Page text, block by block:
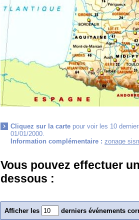
Cliquez sur la carte pour voir les 10
01/01/2000.
Information complémentaire : zonage
Vous pouvez effectuer
dessous :
Afficher les derniers événements